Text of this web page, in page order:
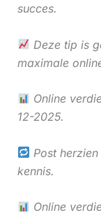
succes.
Deze tip is
maximale
Online
12-2025.
Post
kennis.
Online